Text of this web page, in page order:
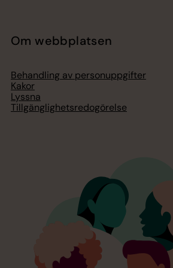
Om webbplatsen
Behandling av personuppgifter
Kakor
Lyssna
Tillgänglighetsredogörelse